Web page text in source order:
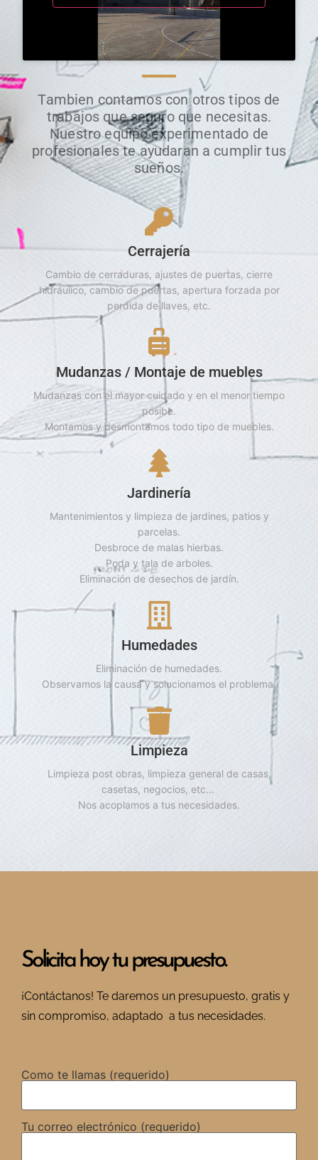
Tambien contamos con otros tipos de
trabajos que seguro que necesitas.
Nuestro equipo experimentado de
profesionales te ayudaran a cumplir tus
sueños.
Cerrajería
Cambio de cerraduras, ajustes de puertas, cierre
hidráulico, cambio de puertas, apertura forzada por
perdida de llaves, etc.
Mudanzas / Montaje de muebles
Mudanzas con el mayor cuidado y en el menor tiempo
posibe.
Montamos y desmontamos todo tipo de muebles.
Jardinería
Mantenimientos y limpieza de jardines, patios y
parcelas.
Desbroce de malas hierbas.
Poda y tala de arboles.
Eliminación de desechos de jardín.
Humedades
Eliminación de humedades.
Observamos la causa y solucionamos el problema.
Limpieza
Limpieza post obras, limpieza general de casas,
casetas, negocios, etc...
Nos acoplamos a tus necesidades.
Solicita hoy tu presupuesto.
¡Contáctanos! Te daremos un presupuesto, gratis y
sin compromiso, adaptado a tus necesidades.
Como te llamas (requerido)
Tu correo electrónico (requerido)